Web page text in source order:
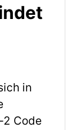
in
Code